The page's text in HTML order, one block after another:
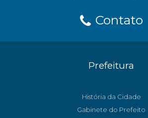
Contato
Prefeitura
História da Cidade
Gabinete do Prefeito